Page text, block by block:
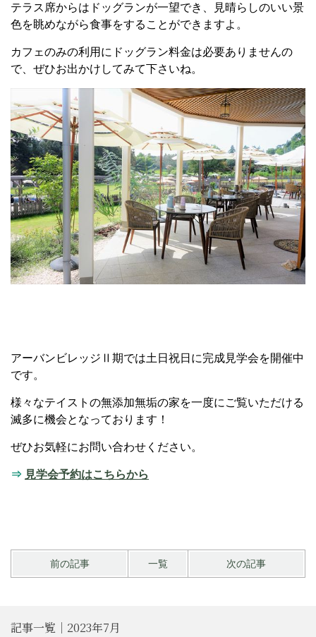
テラス席からはドッグランが一望でき、見晴らしのいい景
色を眺めながら食事をすることができますよ。
カフェのみの利用にドッグラン料金​は必要ありませんの
で、ぜひお出かけしてみて下さいね。
アーバンビレッジⅡ期では土日祝日に完成見学会を開催中
です。
様々なテイストの無添加無垢の家を一度にご覧いただける
滅多に機会となっております！
ぜひお気軽にお問い合わせください。
⇒ 見学会予約はこちらから
前の記事 一覧 次の記事
記事一覧｜2023年7月